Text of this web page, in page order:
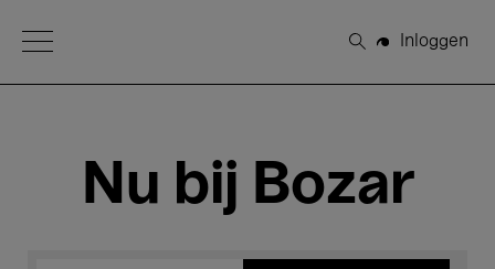
Open Menu
Zoeken
Inloggen
Nu bij Bozar